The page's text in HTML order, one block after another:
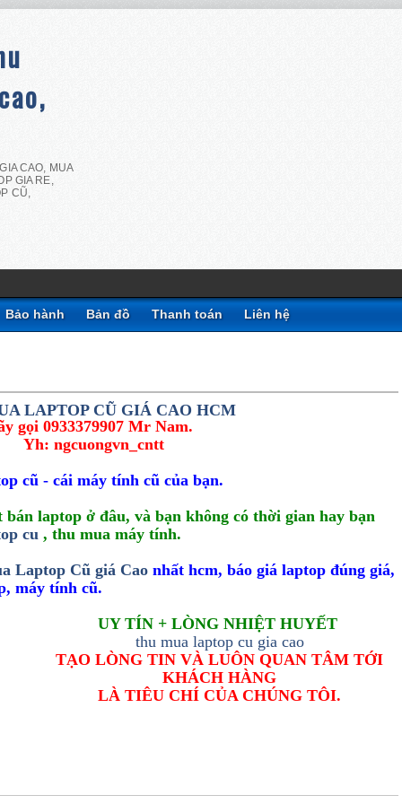
CAO, MUA
GIA RE,
CŨ,
Bảo hành Bản đồ Thanh toán Liên hệ
LAPTOP CŨ GIÁ CAO HCM
gọi 0933379907 Mr Nam.
Yh: ngcuongvn_cntt
cũ - cái máy tính cũ của bạn.
laptop ở đâu, và bạn không có thời gian hay bạn
cu , thu mua máy tính.
Laptop Cũ giá Cao nhất hcm, báo giá laptop đúng giá,
máy tính cũ.
UY TÍN + LÒNG NHIỆT HUYẾT
thu mua laptop cu gia cao
TẠO LÒNG TIN VÀ LUÔN QUAN TÂM TỚI
KHÁCH HÀNG
LÀ TIÊU CHÍ CỦA CHÚNG TÔI.